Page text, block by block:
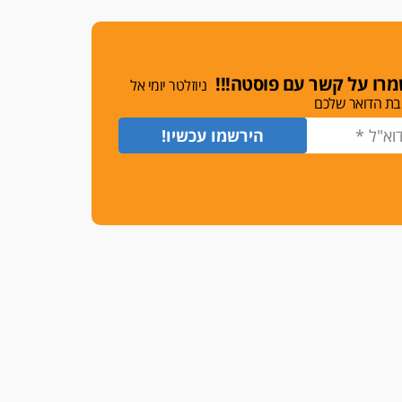
עשרות לקוחות, ההסדר: 7-9
שנות מאסר
דין ומקרקעין
עורך דין ברמת השרון נחקר
תובעת משטרתית פוטרה בחשד
על קשר עם פוסטה!!! ניוזלטר יומי אל
הדואר שלכם